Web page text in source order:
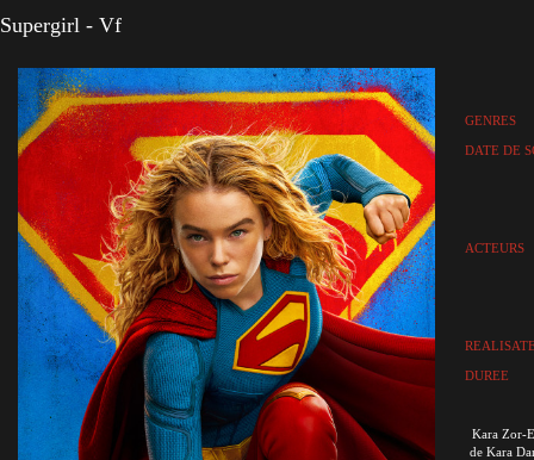
Supergirl - Vf
GENRES
DATE DE
ACTEURS
DUREE
Kara Zor-
de Kara